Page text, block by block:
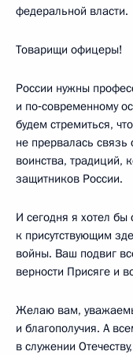
федеральной власти.
Товарищи офицеры!
России нужны
и по‑современному
будем стремиться,
не прервалась связь
воинства, традиций,
защитников России.
И сегодня я хотел
к присутствующим
войны. Ваш подвиг
верности Присяге и
Желаю вам,
и благополучия. А
в служении